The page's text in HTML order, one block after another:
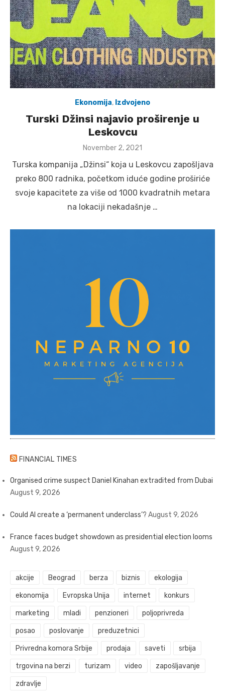
Ekonomija, Izdvojeno
Turski Džinsi najavio proširenje u
Leskovcu
Posted
November 2, 2021
Turska kompanija „Džinsi“ koja u Leskovcu zapošljava
preko 800 radnika, početkom iduće godine proširiće
svoje kapacitete za više od 1000 kvadratnih metara
na lokaciji nekadašnje …
FINANCIAL TIMES
Organised crime suspect Daniel Kinahan extradited from Dubai
August 9, 2026
Could AI create a ‘permanent underclass’? August 9, 2026
France faces budget showdown as presidential election looms
August 9, 2026
akcije Beograd berza biznis ekologija
ekonomija Evropska Unija internet konkurs
marketing mladi penzioneri poljoprivreda
posao poslovanje preduzetnici
Privredna komora Srbije prodaja saveti srbija
trgovina na berzi turizam video zapošljavanje
zdravlje